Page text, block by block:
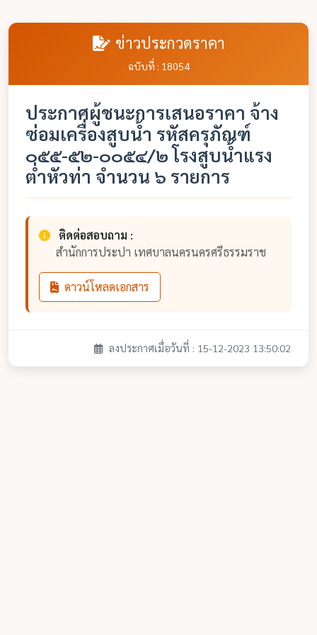
ข่าวประกวดราคา
ฉบับที่ : 18054
ประกาศผู้ชนะการเสนอราคา จ้าง
ซ่อมเครื่องสูบน้ำ รหัสครุภัณฑ์
๐๕๕-๕๒-๐๐๕๔/๒ โรงสูบน้ำแรง
ต่ำหัวท่า จำนวน ๖ รายการ
ติดต่อสอบถาม :
สำนักการประปา เทศบาลนครนครศรีธรรมราช
ดาวน์โหลดเอกสาร
ลงประกาศเมื่อวันที่ : 15-12-2023 13:50:02